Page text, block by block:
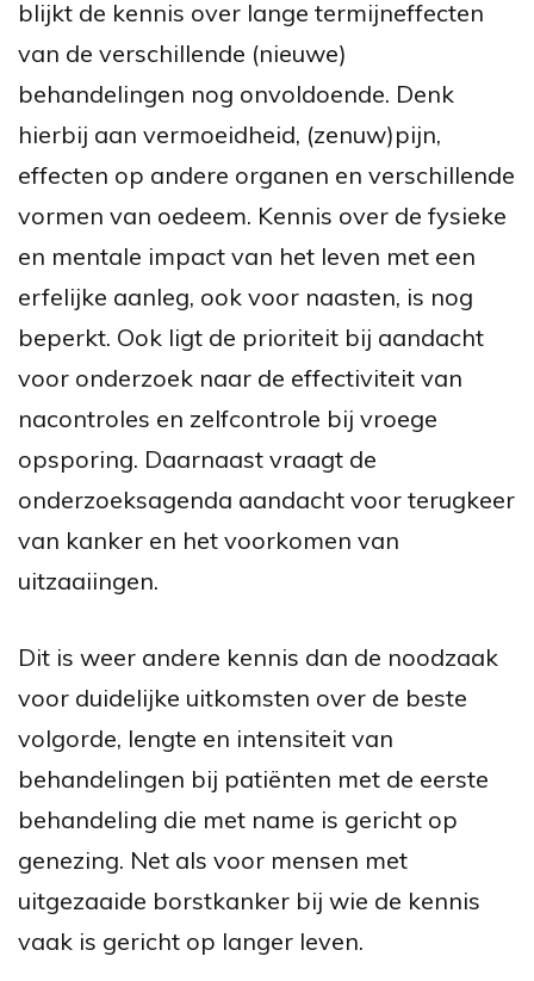
blijkt de kennis over lange termijneffecten
van de verschillende (nieuwe)
behandelingen nog onvoldoende. Denk
hierbij aan vermoeidheid, (zenuw)pijn,
effecten op andere organen en verschillende
vormen van oedeem. Kennis over de fysieke
en mentale impact van het leven met een
erfelijke aanleg, ook voor naasten, is nog
beperkt. Ook ligt de prioriteit bij aandacht
voor onderzoek naar de effectiviteit van
nacontroles en zelfcontrole bij vroege
opsporing. Daarnaast vraagt de
onderzoeksagenda aandacht voor terugkeer
van kanker en het voorkomen van
uitzaaiingen.
Dit is weer andere kennis dan de noodzaak
voor duidelijke uitkomsten over de beste
volgorde, lengte en intensiteit van
behandelingen bij patiënten met de eerste
behandeling die met name is gericht op
genezing. Net als voor mensen met
uitgezaaide borstkanker bij wie de kennis
vaak is gericht op langer leven.